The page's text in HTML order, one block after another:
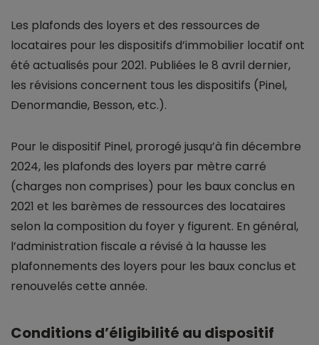
Les plafonds des loyers et des ressources de
locataires pour les dispositifs d’immobilier locatif ont
été actualisés pour 2021. Publiées le 8 avril dernier,
les révisions concernent tous les dispositifs (Pinel,
Denormandie, Besson, etc.).
Pour le dispositif Pinel, prorogé jusqu’à fin décembre
2024, les plafonds des loyers par mètre carré
(charges non comprises) pour les baux conclus en
2021 et les barèmes de ressources des locataires
selon la composition du foyer y figurent. En général,
l’administration fiscale a révisé à la hausse les
plafonnements des loyers pour les baux conclus et
renouvelés cette année.
Conditions d’éligibilité au dispositif